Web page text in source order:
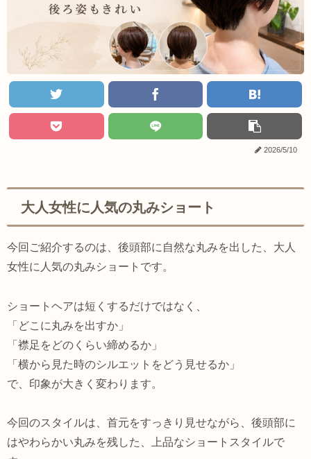
2026/5/10
大人女性に人気の丸みショート
今回ご紹介するのは、後頭部に自然な丸みを出した、大人
女性に人気の丸みショートです。
ショートヘアは短くするだけではなく、
「どこに丸みを出すか」
「襟足をどのくらい締めるか」
「横から見た時のシルエットをどう見せるか」
で、印象が大きく変わります。
今回のスタイルは、首元をすっきり見せながら、後頭部に
はやわらかい丸みを残した、上品なショートスタイルで